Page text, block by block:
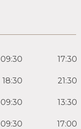
09:30 17:30
18:30 21:30
09:30 13:30
09:30 17:00